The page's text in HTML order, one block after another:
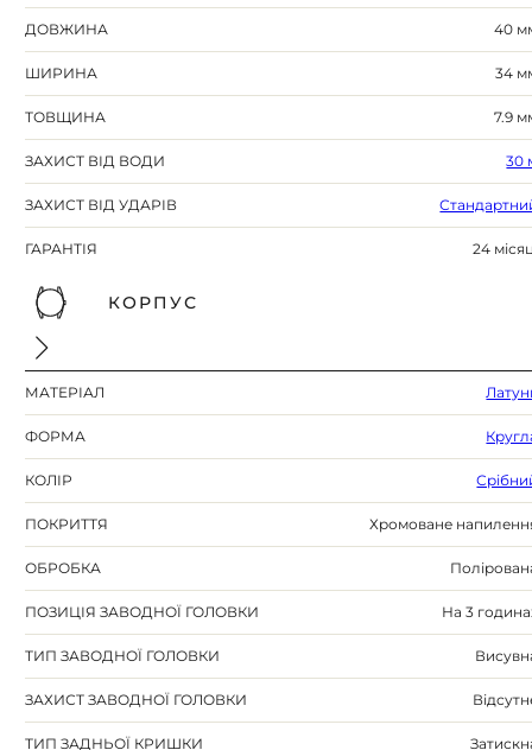
ДОВЖИНА 40
ШИРИНА 34
ТОВЩИНА 7.9
ЗАХИСТ ВІД ВОДИ 30
ЗАХИСТ ВІД УДАРІВ
ГАРАНТІЯ 24
КОРПУС
МАТЕРІАЛ
ФОРМА
КОЛІР
ПОКРИТТЯ Хромоване
ОБРОБКА
ПОЗИЦІЯ ЗАВОДНОЇ ГОЛОВКИ На 3
ТИП ЗАВОДНОЇ ГОЛОВКИ
ЗАХИСТ ЗАВОДНОЇ ГОЛОВКИ
ТИП ЗАДНЬОЇ КРИШКИ